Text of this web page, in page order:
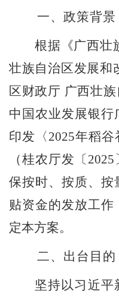
一、 政策背景
根据《广西壮
壮族自治区发展和
区财政厅 广西壮
中国农业发展银
印发〈 2025年稻谷
（桂农厅发〔 2025
保按时、按质、按
贴资金的发放工作
定本方案。
二、 出台目的
坚持以习近平